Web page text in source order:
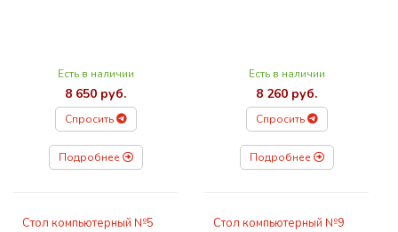
Есть в наличии
8 650 руб.
Спросить
Подробнее
Есть в наличии
8 260 руб.
Спросить
Подробнее
Стол компьютерный №5 Стол компьютерный №9